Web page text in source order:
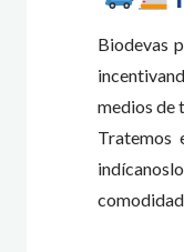
Biodevas
medios de
Tratemos